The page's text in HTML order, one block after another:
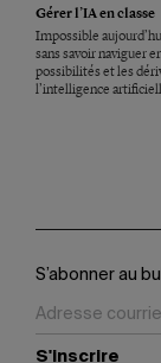
Gérer l’IA en classe
Impossible
sans savoir naviguer
possibilités et les
l’intelligence
S’abonner au
S'inscrire